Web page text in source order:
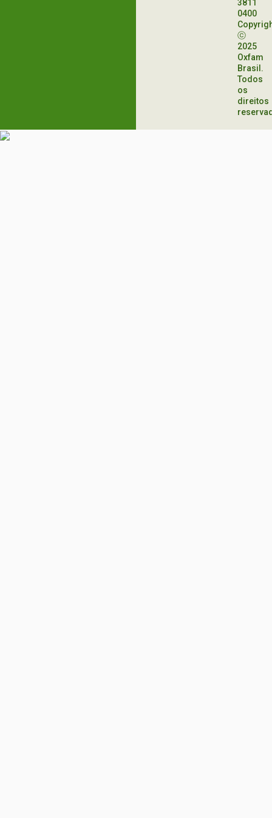
3811
0400
ⓒ
2025
Oxfam
Brasil.
Todos
os
direitos